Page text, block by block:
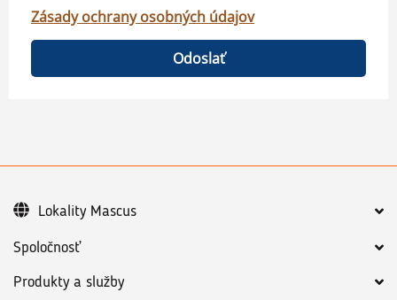
Zásady ochrany osobných údajov
Odoslať
Spoločnosť
Produkty a služby
Lokality Mascus